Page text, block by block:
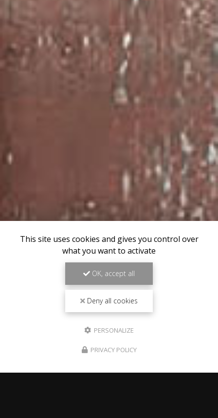
This site uses cookies and gives you control over
what you want to activate
OK, accept all
Deny all cookies
PERSONALIZE
PRIVACY POLICY